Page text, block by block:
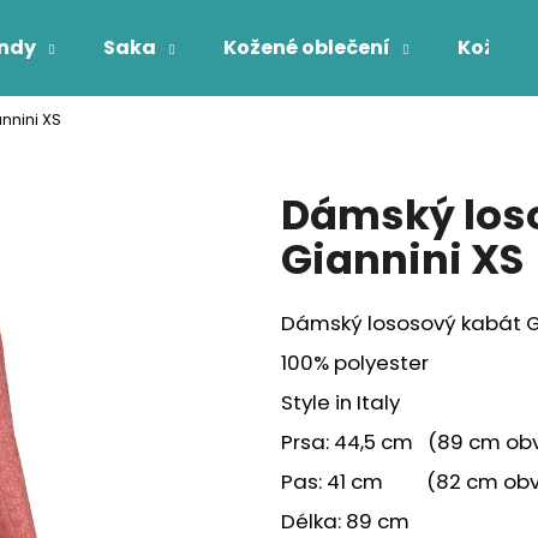
Saka Kožené oblečení Kožichy
XS
Dámský
Giannini XS
Dámský lososový kabát
100% polyester
Style in Italy
Prsa: 44,5 cm (89 cm
Pas: 41 cm (82 cm
Délka: 89 cm
Co potřebujete najít?
HLEDAT